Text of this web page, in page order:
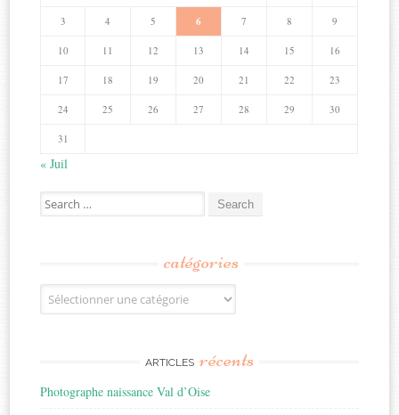
3 4 5 6 7 8 9
10 11 12 13 14 15 16
17 18 19 20 21 22 23
24 25 26 27 28 29 30
31
« Juil
Search
for:
catégories
Catégories
ARTICLES récents
Photographe naissance Val d’Oise